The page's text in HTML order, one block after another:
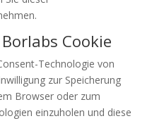
Cookie
Technologie von
zur Speicherung
Browser oder zum
einzuholen und diese